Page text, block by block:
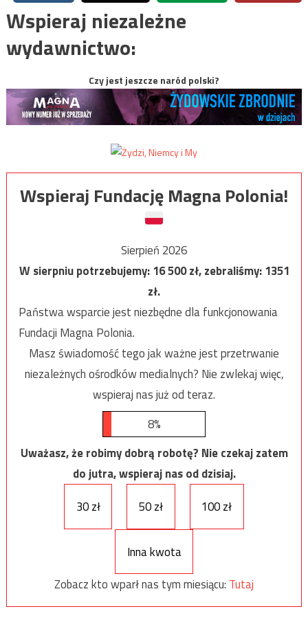
Wspieraj niezależne
wydawnictwo:
Czy jest jeszcze naród polski?
Wspieraj Fundację Magna Polonia!
Sierpień 2026
W sierpniu potrzebujemy:16 500zł, zebraliśmy:1351
zł.
Państwa wsparcie jest niezbędne dla funkcjonowania
Fundacji Magna Polonia.
Masz świadomość tego jak ważne jest przetrwanie
niezależnych ośrodków medialnych? Nie zwlekaj więc,
wspieraj nas już od teraz.
8%
Uważasz, że robimy dobrą robotę? Nie czekaj zatem
do jutra, wspieraj nas od dzisiaj.
30 zł
50 zł 100 zł
Inna kwota
Zobacz kto wparł nas tym miesiącu: Tutaj